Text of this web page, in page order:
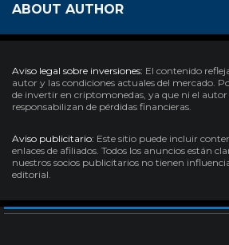
ABOUT AUTHOR
Aviso legal sobre inversiones: El contenido
autor y las condiciones actuales del mercado.
de invertir en criptomonedas, ya que ni el
responsabilizan de pérdidas financieras.
Aviso publicitario: Este sitio puede incluir
enlaces de afiliados. Todos los anuncios están
nuestros socios publicitarios no tienen
editorial.